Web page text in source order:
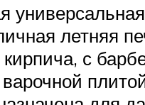
универсальная
летняя
кирпича, с